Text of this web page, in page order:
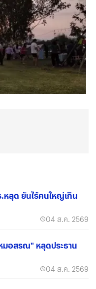
ลุด ยันไร้คนใหญ่เกิน
04 ส.ค. 2569
มอสรณ" หลุดประธาน
04 ส.ค. 2569